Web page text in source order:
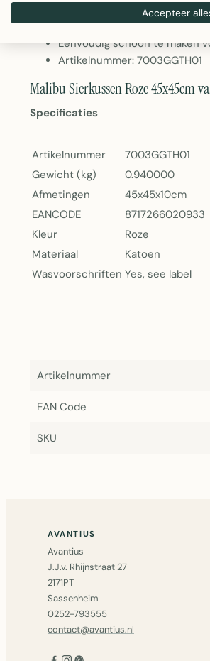
Kleur: Trendy roze
Gewicht: 940 gram
Eenvoudig schoon te maken
Artikelnummer: 7003GGTH01
Malibu Sierkussen Roze 45x45cm
Specificaties
Artikelnummer
7003GGTH01
Gewicht (kg)
0.940000
Afmetingen
45x45x10cm
EANCODE
8717266020933
Kleur
Roze
Materiaal
Katoen
Wasvoorschriften Yes, see label
Artikelnummer
EAN Code
SKU
AVANTIUS
Avantius
J.J.v. Rhijnstraat 27
2171PT
Sassenheim
0252-793555
contact@avantius.nl
Accepteer